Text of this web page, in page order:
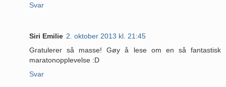
Svar
Siri Emilie 2. oktober 2013 kl. 21:45
Gratulerer så masse! Gøy å lese om en så fantastisk
maratonopplevelse :D
Svar